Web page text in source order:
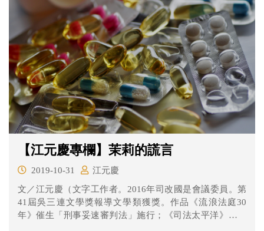
【江元慶專欄】茉莉的謊言
2019-10-31
江元慶
文／江元慶（文字工作者。2016年司改國是會議委員。第
41屆吳三連文學獎報導文學類獲獎。作品《流浪法庭30
年》催生「刑事妥速審判法」施行；《司法太平洋》催生